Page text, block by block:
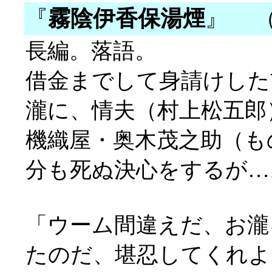
『霧陰伊香保湯煙 』
（
長編。落語。
借金までして身請けし
瀧に、情夫（村上松五
機織屋・奥木茂之助（
分も死ぬ決心をするが
「ウーム間違えだ、お
たのだ、堪忍してくれ